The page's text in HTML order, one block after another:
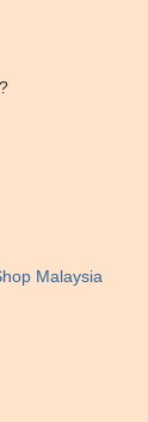
Malaysia